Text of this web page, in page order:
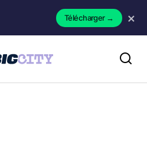
Télécharger→ ×